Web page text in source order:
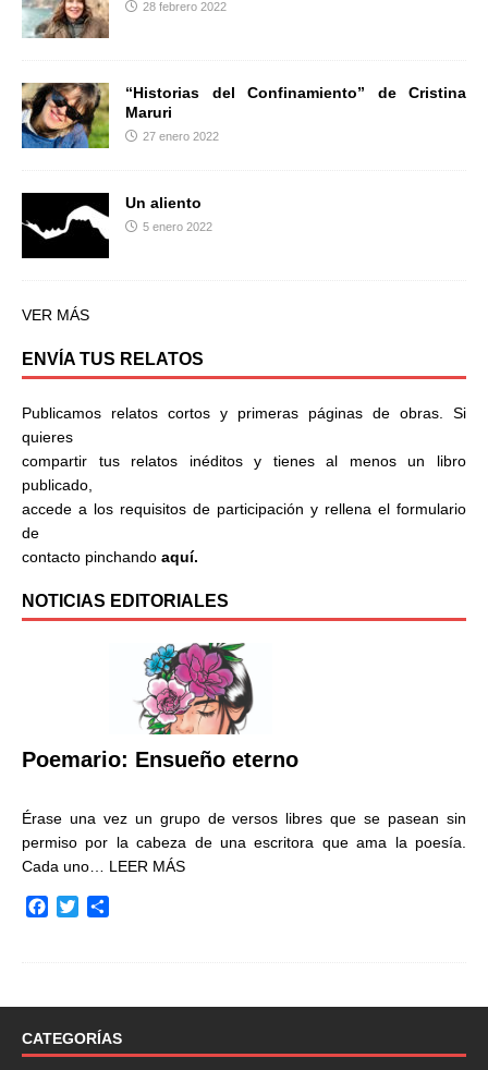
28 febrero 2022
“Historias del Confinamiento” de Cristina
Maruri
27 enero 2022
Un aliento
5 enero 2022
VER MÁS
ENVÍA TUS RELATOS
Publicamos relatos cortos y primeras páginas de obras. Si
quieres
compartir tus relatos inéditos y tienes al menos un libro
publicado,
accede a los requisitos de participación y rellena el formulario
de
contacto pinchando aquí.
NOTICIAS EDITORIALES
Poemario: Ensueño eterno
Érase una vez un grupo de versos libres que se pasean sin
permiso por la cabeza de una escritora que ama la poesía.
Cada uno… LEER MÁS
o
k
r
t
i
CATEGORÍAS